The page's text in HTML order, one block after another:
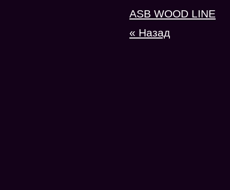
ASB WOOD LINE
« Назад